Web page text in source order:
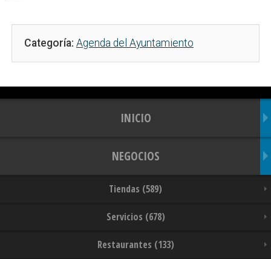
Categoría: Agenda del Ayuntamiento
INICIO
NEGOCIOS
Tiendas (589)
Servicios (678)
Restaurantes (133)